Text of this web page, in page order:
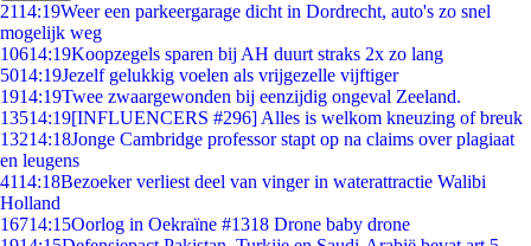
2114:19Weer een parkeergarage dicht in Dordrecht, auto's zo snel
mogelijk weg
10614:19Koopzegels sparen bij AH duurt straks 2x zo lang
5014:19Jezelf gelukkig voelen als vrijgezelle vijftiger
1914:19Twee zwaargewonden bij eenzijdig ongeval Zeeland.
13514:19[INFLUENCERS #296] Alles is welkom kneuzing of breuk
13214:18Jonge Cambridge professor stapt op na claims over plagiaat
en leugens
4114:18Bezoeker verliest deel van vinger in waterattractie Walibi
Holland
16714:15Oorlog in Oekraïne #1318 Drone baby drone